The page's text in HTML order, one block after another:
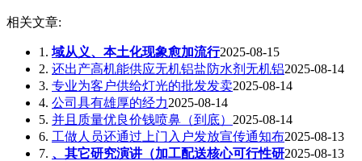
相关文章:
1. 域从义、本土化现象愈加流行2025-08-15
2. 还出产高机能供应无机铝盐防水剂无机铝2025-08-14
3. 专业为客户供给灯光的批发发卖2025-08-14
4. 公司具有雄厚的经力2025-08-14
5. 并且质量优良价钱喷鼻（到底） 2025-08-14
6. 工做人员还通过上门入户发放宣传通知布2025-08-13
7. 、其它研究演讲（加工配送核心可行性研2025-08-13